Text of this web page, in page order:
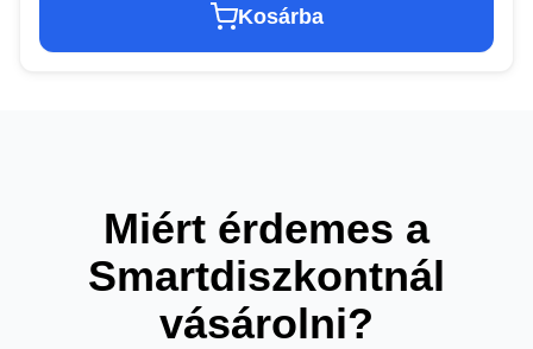
Kosárba
Miért érdemes a
Smartdiszkontnál
vásárolni?